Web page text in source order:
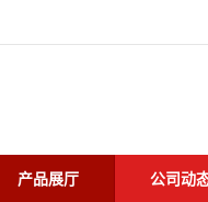
产品展厅 公司动